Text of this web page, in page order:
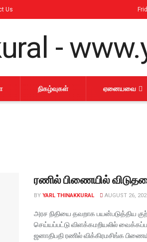
Us
நிகழ்வுகள் ஏனையவை
ரணில் பிணையில்
BY YARL THINAKKURAL AUGUST 26,
அரச நிதியை தவறாக பயன்படுத்திய
செய்யப்பட்டு விளக்கமறியலில்
ஜனாதிபதி ரணில் விக்கிரமசிங்க